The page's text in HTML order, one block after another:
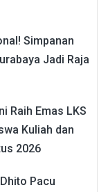
Simpanan
Jadi Raja
Raih Emas LKS
Kuliah dan
2026
Pacu